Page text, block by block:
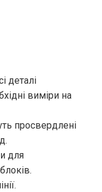
деталі
виміри на
просвердлені
для